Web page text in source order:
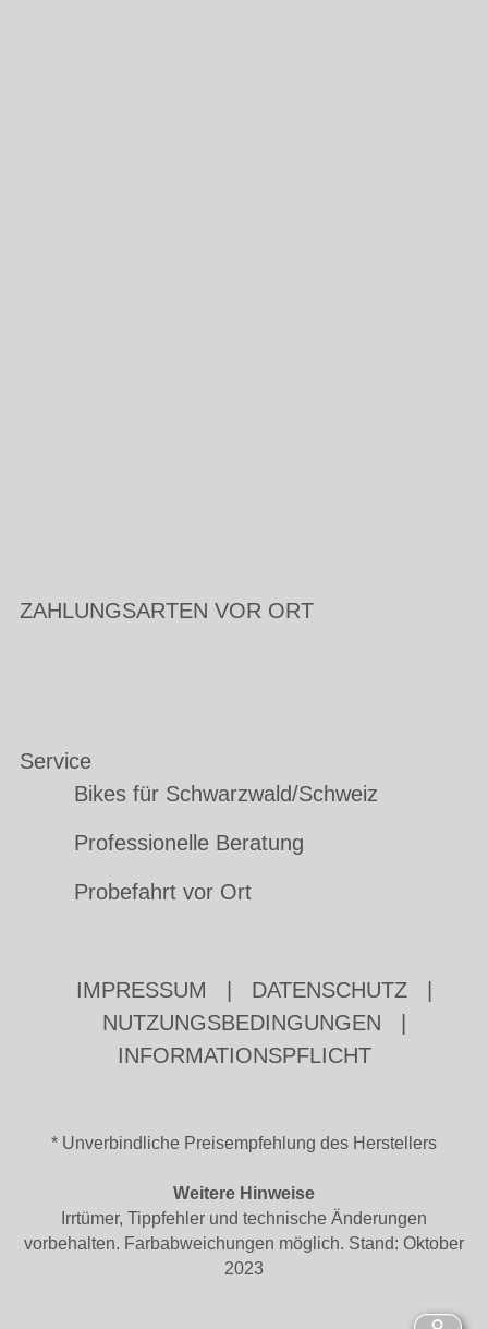
ZAHLUNGSARTEN VOR ORT
Service
Bikes für Schwarzwald/Schweiz
Professionelle Beratung
Probefahrt vor Ort
IMPRESSUM DATENSCHUTZ
NUTZUNGSBEDINGUNGEN
INFORMATIONSPFLICHT
* Unverbindliche Preisempfehlung des Herstellers
Weitere Hinweise
Irrtümer, Tippfehler und technische Änderungen
vorbehalten. Farbabweichungen möglich. Stand: Oktober
2023